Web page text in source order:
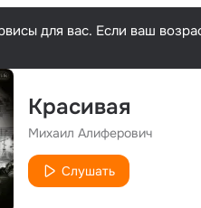
для вас. Если ваш
Красивая
Михаил Алиферович
Слушать